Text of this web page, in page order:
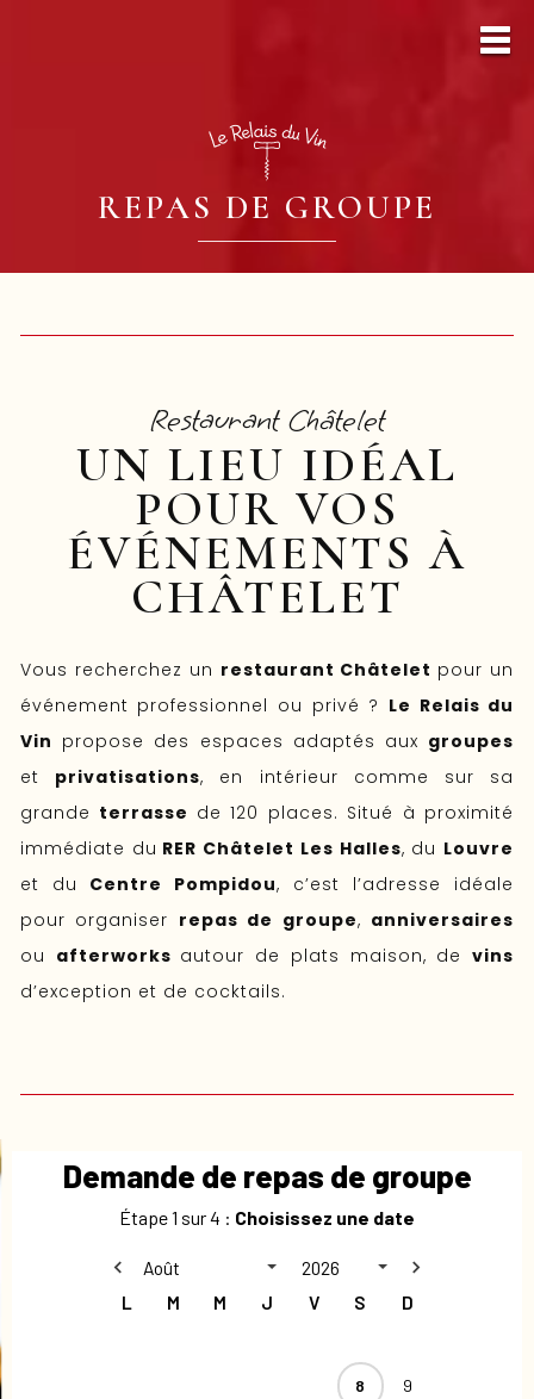
REPAS DE GROUPE
Restaurant Châtelet
UN LIEU IDÉAL
POUR VOS
ÉVÉNEMENTS À
CHÂTELET
Vous recherchez un restaurant Châtelet pour un
événement professionnel ou privé ? Le Relais du
Vin propose des espaces adaptés aux groupes
et privatisations, en intérieur comme sur sa
grande terrasse de 120 places. Situé à proximité
immédiate du RER Châtelet Les Halles, du Louvre
et du Centre Pompidou, c’est l’adresse idéale
pour organiser repas de groupe, anniversaires
ou afterworks autour de plats maison, devins
d’exception et de cocktails.